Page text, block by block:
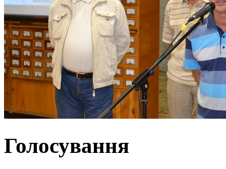
Голосування